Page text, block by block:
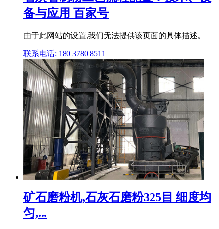
备与应用 百家号
由于此网站的设置,我们无法提供该页面的具体描述。
联系电话: 180 3780 8511
矿石磨粉机,石灰石磨粉325目 细度均
匀,...